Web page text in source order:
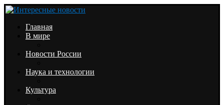
Главная
В мире
Новости России
Наука и технологии
Культура